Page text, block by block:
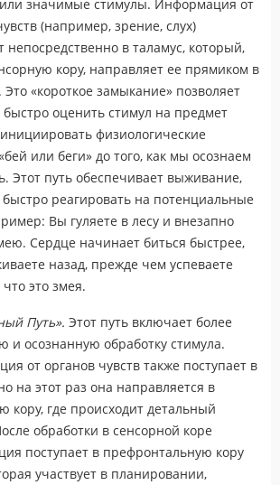
значимые стимулы. Информация от
(например, зрение, слух)
непосредственно в таламус, который,
кору, направляет ее прямиком в
Это «короткое замыкание» позволяет
быстро оценить стимул на предмет
физиологические
или беги» до того, как мы осознаем
Этот путь обеспечивает выживание,
быстро реагировать на потенциальные
Вы гуляете в лесу и внезапно
Сердце начинает биться быстрее,
назад, прежде чем успеваете
что это змея.
Путь». Этот путь включает более
и осознанную обработку стимула.
от органов чувств также поступает в
на этот раз она направляется в
кору, где происходит детальный
обработки в сенсорной коре
поступает в префронтальную кору
участвует в планировании,